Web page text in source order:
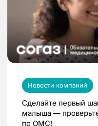
Новости компаний
Сделайте первый
малыша —
по ОМС!